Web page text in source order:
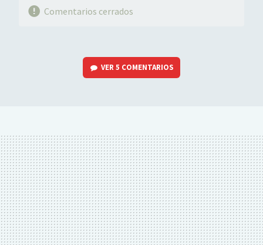
Comentarios cerrados
VER5 COMENTARIOS